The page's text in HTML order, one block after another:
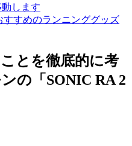
動します
すすめのランニンググッズ
とを徹底的に考
の「SONIC RA 2